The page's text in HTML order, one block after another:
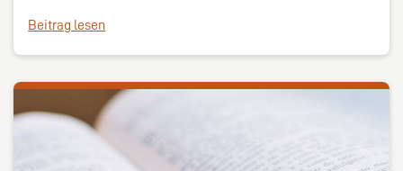
Beitrag lesen